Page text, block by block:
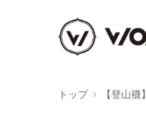
トップ 【登山